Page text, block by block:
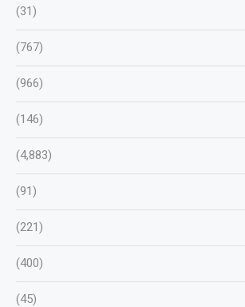
(31)
(767)
(966)
(146)
(4,883)
(91)
(221)
(400)
(45)